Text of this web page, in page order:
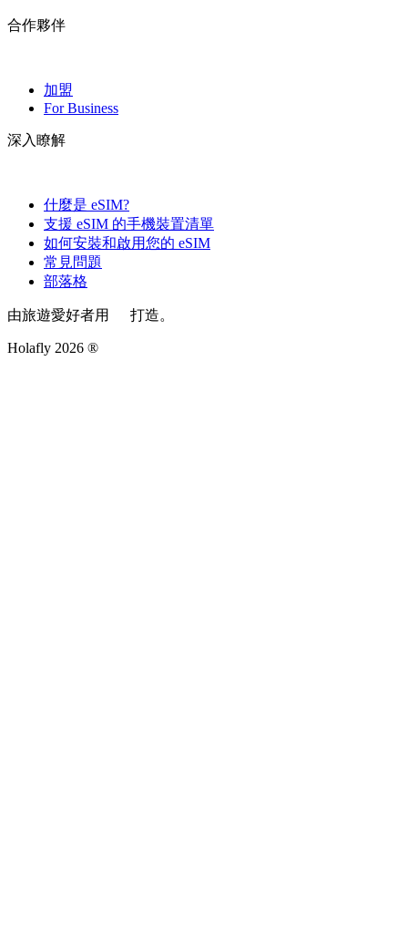
合作夥伴
加盟
For Business
深入瞭解
什麼是 eSIM?
支援 eSIM 的手機裝置清單
如何安裝和啟用您的 eSIM
常見問題
部落格
由旅遊愛好者用 打造。
Holafly 2026 ®